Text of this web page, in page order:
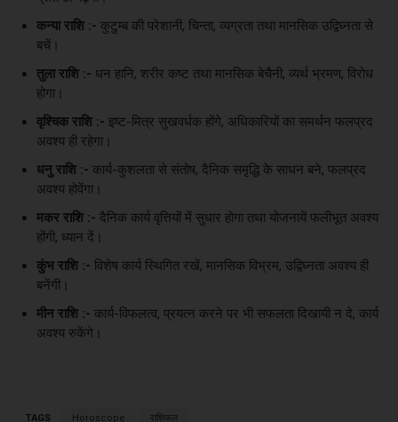
कन्या राशि :- कुटुम्ब की परेशानी, चिन्ता, व्यग्रता तथा मानसिक उद्विघ्नता से
बचें।
तुला राशि :- धन हानि, शरीर कष्ट तथा मानसिक बेचैनी, व्यर्थ भ्रमण, विरोध
होगा।
वृश्चिक राशि :- इष्ट-मित्र सुखवर्धक होंगे, अधिकारियों का समर्थन फलप्रद
अवश्य ही रहेगा।
धनु राशि :- कार्य-कुशलता से संतोष, दैनिक समृद्धि के साधन बने, फलप्रद
अवश्य होवेंगा।
मकर राशि :- दैनिक कार्य वृत्तियों में सुधार होगा तथा योजनायें फलीभूत अवश्य
होंगी, ध्यान दें।
कुंभ राशि :- विशेष कार्य स्थिगित रखें, मानसिक विभ्रम, उद्विघ्नता अवश्य ही
बनेंगी।
मीन राशि :- कार्य-विफलत्व, प्रयत्न करने पर भी सफलता दिखायी न दे, कार्य
अवश्य रुकेंगे।
TAGS Horoscope राशिफल